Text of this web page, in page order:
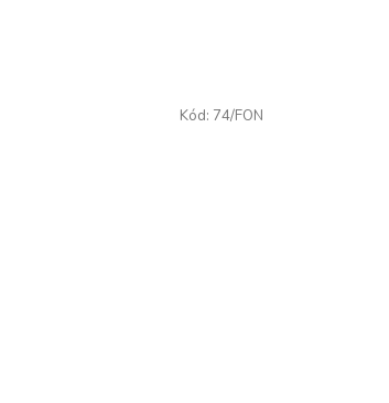
Kód: 74/FON